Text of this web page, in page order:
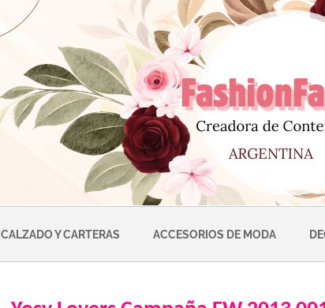
CALZADO Y CARTERAS ACCESORIOS DE MODA